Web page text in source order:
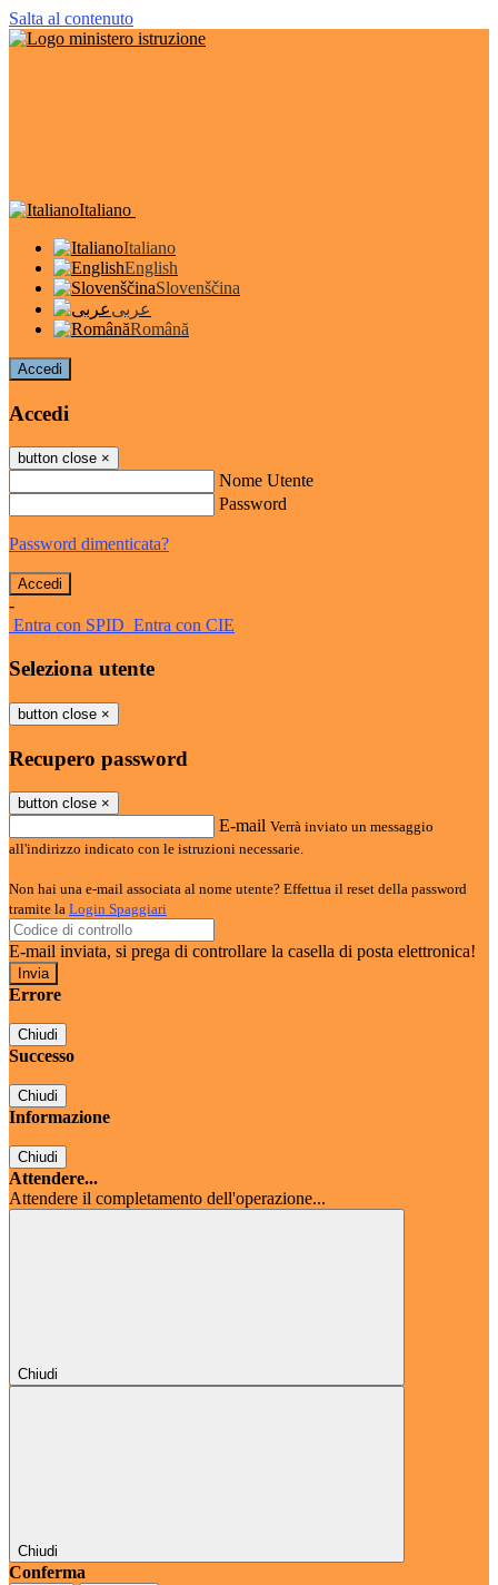
Salta al contenuto
Italiano
Italiano
English
Slovenščina
عربى
Română
Accedi
Accedi
button close ×
Nome Utente
Password
Password dimenticata?
-
Entra con SPID Entra con CIE
Seleziona utente
button close ×
Recupero password
button close ×
E-mail Verrà inviato un messaggio
all'indirizzo indicato con le istruzioni necessarie.
Non hai una e-mail associata al nome utente? Effettua il reset della password
tramite la Login Spaggiari
E-mail inviata, si prega di controllare la casella di posta elettronica!
Errore
Chiudi
Successo
Chiudi
Informazione
Chiudi
Attendere...
Attendere il completamento dell'operazione...
Chiudi
Chiudi
Conferma